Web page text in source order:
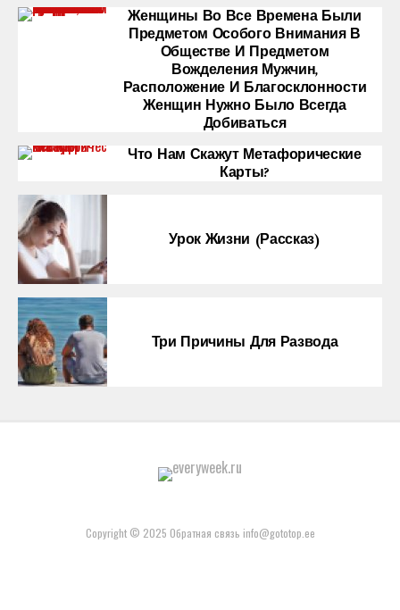
Женщины Во Все Времена Были
Предметом Особого Внимания В
Обществе И Предметом
Вожделения Мужчин,
Расположение И Благосклонности
Женщин Нужно Было Всегда
Добиваться
Что Нам Скажут Метафорические
Карты?
Урок Жизни (рассказ)
Три Причины Для Развода
Copyright © 2025 Обратная связь info@gototop.ee